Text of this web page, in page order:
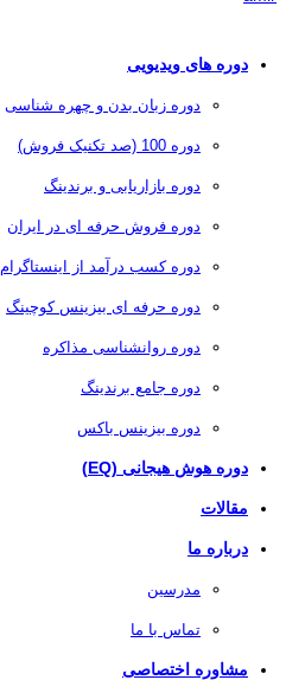
دوره های ویدیویی
دوره زبان بدن و چهره شناسی
دوره 100 (صد تکنیک فروش)
دوره بازاریابی و برندینگ
دوره فروش حرفه ای در ایران
دوره کسب درآمد از اینستاگرام
دوره حرفه ای بیزینس کوچینگ
دوره روانشناسی مذاکره
دوره جامع برندینگ
دوره بیزینس باکس
دوره هوش هیجانی (EQ)
مقالات
درباره ما
مدرسین
تماس با ما
مشاوره اختصاصی